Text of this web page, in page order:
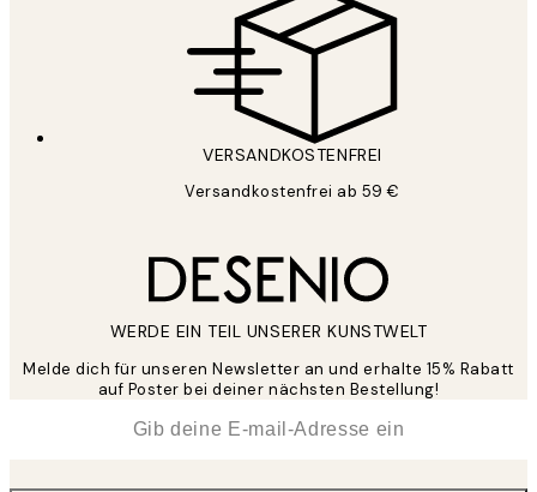
VERSANDKOSTENFREI
Versandkostenfrei ab 59 €
WERDE EIN TEIL UNSERER KUNSTWELT
Melde dich für unseren Newsletter an und erhalte 15% Rabatt
auf Poster bei deiner nächsten Bestellung!